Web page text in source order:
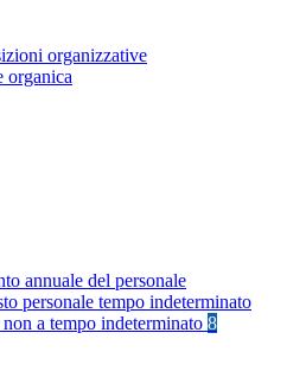
organizzative
organica
annuale del personale
personale tempo indeterminato
non a tempo indeterminato 8